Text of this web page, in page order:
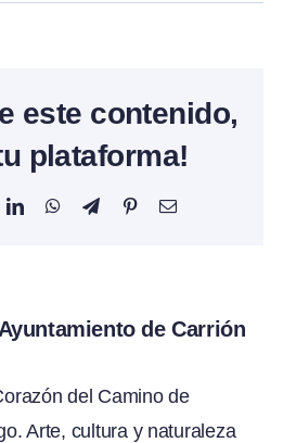
este contenido,
plataforma!
LinkedInWhatsAppTelegramPinterestCorreo
Ayuntamiento de Carrión
del Camino de
Arte, cultura y naturaleza